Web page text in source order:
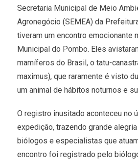
Secretaria Municipal de Meio
Agronegócio (SEMEA) da
tiveram um encontro emocionante
Municipal do Pombo. Eles
mamíferos do Brasil, o tatu-
maximus), que raramente é visto
um animal de hábitos noturnos e
O registro inusitado aconteceu no
expedição, trazendo grande
biólogos e especialistas que
encontro foi registrado pelo